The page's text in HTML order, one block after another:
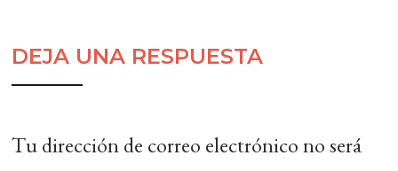
DEJA UNA RESPUESTA
Tu dirección de correo electrónico no será